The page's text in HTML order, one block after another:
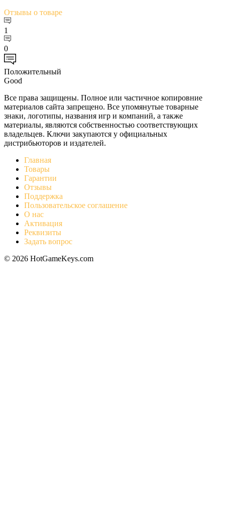
Отзывы о товаре
1
0
Положительный
Good
Все права защищены. Полное или частичное копировние
материалов сайта запрещено. Все упомянутые товарные
знаки, логотипы, названия игр и компаний, а также
материалы, являются собственностью соответствующих
владельцев. Ключи закупаются у официальных
дистрибьюторов и издателей.
Главная
Товары
Гарантии
Отзывы
Поддержка
Пользовательское соглашение
О нас
Активация
Реквизиты
Задать вопрос
© 2026 HotGameKeys.com